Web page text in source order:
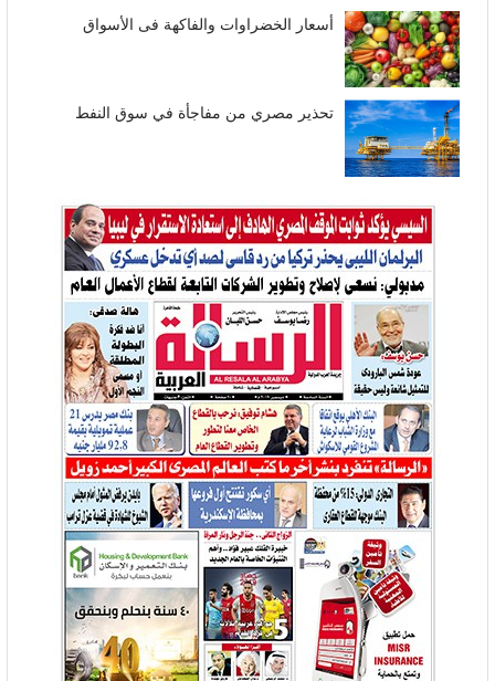
أسعار الخضراوات والفاكهة فى الأسواق
تحذير مصري من مفاجأة في سوق النفط